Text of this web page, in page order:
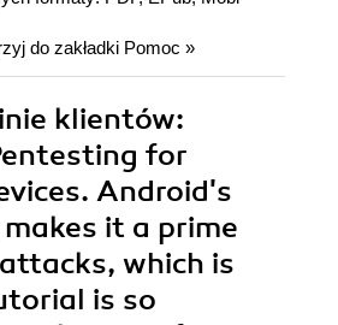
do zakładki Pomoc »
klientów:
for
Android's
it a prime
which is
is so